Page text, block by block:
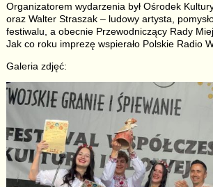
Organizatorem wydarzenia był Ośrodek
oraz Walter Straszak – ludowy artysta,
festiwalu, a obecnie Przewodniczący Rady
Jak co roku imprezę wspierało Polskie Radio
Galeria zdjęć: